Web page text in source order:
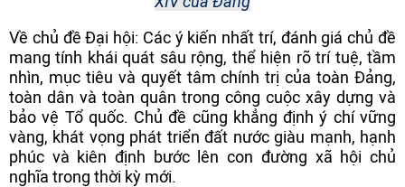
Về chủ đề Đại hội: Các ý kiến nhất trí, đánh giá chủ đề
mang tính khái quát sâu rộng, thể hiện rõ trí tuệ, tầm
nhìn, mục tiêu và quyết tâm chính trị của toàn Đảng,
toàn dân và toàn quân trong công cuộc xây dựng và
bảo vệ Tổ quốc. Chủ đề cũng khẳng định ý chí vững
vàng, khát vọng phát triển đất nước giàu mạnh, hạnh
phúc và kiên định bước lên con đường xã hội chủ
nghĩa trong thời kỳ mới.